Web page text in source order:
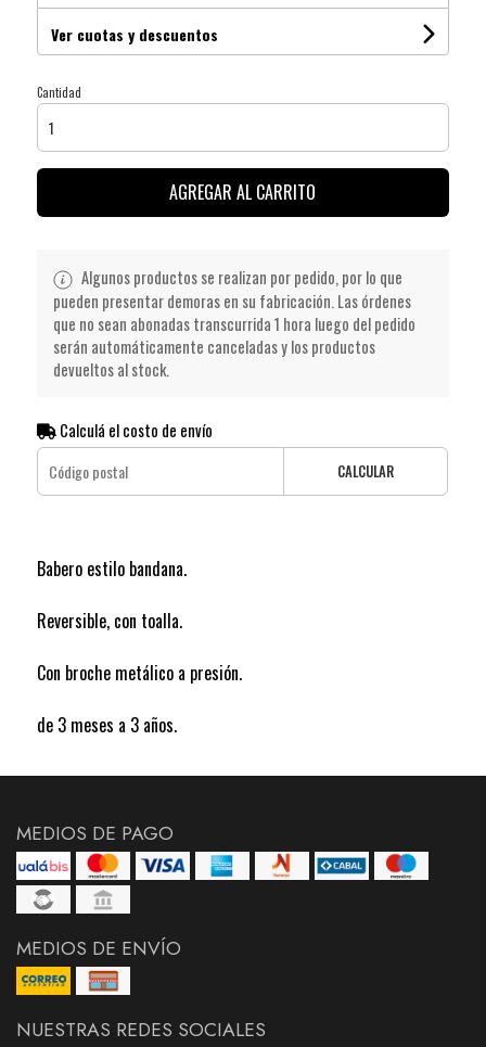
Ver cuotas y descuentos
Cantidad
AGREGAR AL CARRITO
Algunos productos se realizan por pedido, por lo que
pueden presentar demoras en su fabricación. Las órdenes
que no sean abonadas transcurrida 1 hora luego del pedido
serán automáticamente canceladas y los productos
devueltos al stock.
Calculá el costo de envío
CALCULAR
Babero estilo bandana.
Reversible, con toalla.
Con broche metálico a presión.
de 3 meses a 3 años.
MEDIOS DE PAGO
MEDIOS DE ENVÍO
NUESTRAS REDES SOCIALES